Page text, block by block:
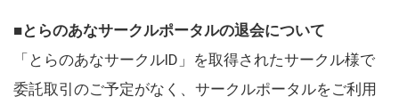
■とらのあなサークルポータルの退会について
「とらのあなサークルID」を取得されたサークル様で
委託取引のご予定がなく、サークルポータルをご利用